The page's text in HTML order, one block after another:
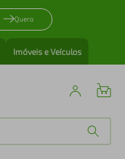
Quero
Imóveis e Veículos